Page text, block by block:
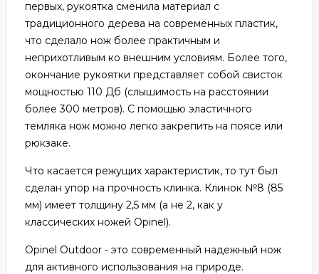
первых, рукоятка сменила материал с
традиционного дерева на современных пластик,
что сделало нож более практичным и
неприхотливым ко внешним условиям. Более того,
окончание рукоятки представляет собой свисток
мощностью 110 Дб (слышимость на расстоянии
более 300 метров). С помощью эластичного
темляка нож можно легко закрепить на поясе или
рюкзаке.
Что касается режущих характеристик, то тут был
сделан упор на прочность клинка. Клинок №8 (85
мм) имеет толщину 2,5 мм (а не 2, как у
классических ножей Opinel).
Opinel Outdoor - это современный надежный нож
для активного использования на природе.